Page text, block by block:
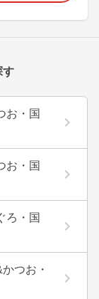
す
お・国
お・国
ろ・国
つお・